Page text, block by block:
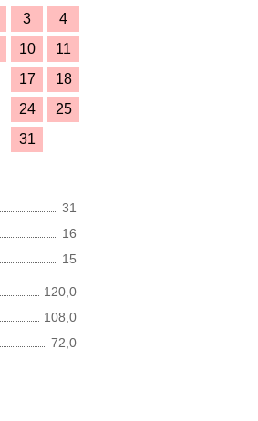
3
4
10
11
17
18
24
25
31
31
16
15
120,0
108,0
72,0